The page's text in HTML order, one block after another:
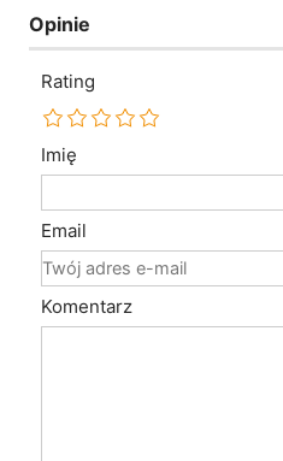
Opinie
Rating
Imię
Email
Komentarz